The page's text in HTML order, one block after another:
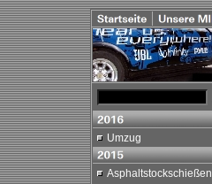
Umzug
Asphaltstockschießen